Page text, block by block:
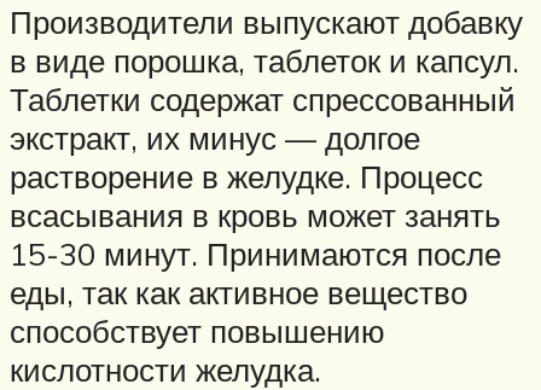
Производители выпускают добавку
в виде порошка, таблеток и капсул.
Таблетки содержат спрессованный
экстракт, их минус — долгое
растворение в желудке. Процесс
всасывания в кровь может занять
15-30 минут. Принимаются после
еды, так как активное вещество
способствует повышению
кислотности желудка.